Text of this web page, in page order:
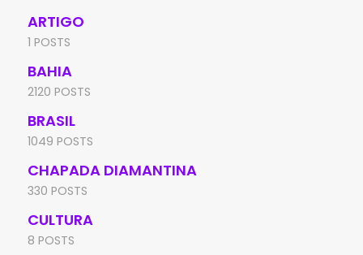
ARTIGO
1 POSTS
BAHIA
2120 POSTS
BRASIL
1049 POSTS
CHAPADA DIAMANTINA
330 POSTS
CULTURA
8 POSTS